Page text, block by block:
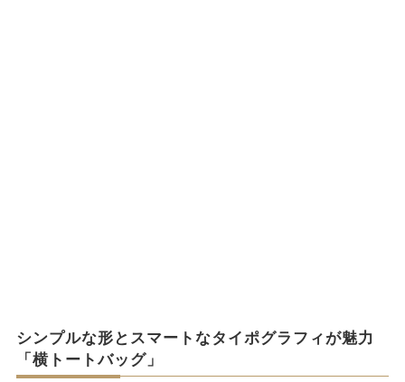
シンプルな形とスマートなタイポグラフィが魅力
「横トートバッグ」